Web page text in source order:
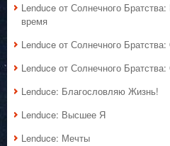
Lenduce от Солнечного
время
Lenduce от Солнечного
Lenduce от Солнечного
Lenduce: Благословляю Жизнь!
Lenduce: Высшее Я
Lenduce: Мечты